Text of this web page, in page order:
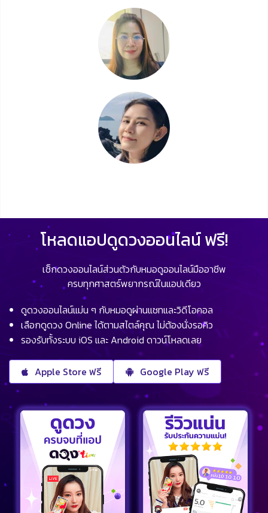
โหลดแอปดูดวงออนไลน์ ฟรี!
เช็กดวงออนไลน์ส่วนตัวกับหมอดูออนไลน์มืออาชีพ
ครบทุกศาสตร์พยากรณ์ในแอปเดียว
ดูดวงออนไลน์แม่น ๆ กับหมอดูผ่านแชทและวิดีโอคอล
เลือกดูดวง Online ได้ตามสไตล์คุณ ไม่ต้องนั่งรอคิว
รองรับทั้งระบบ iOS และ Android ดาวน์โหลดเลย
Apple Store ฟรี Google Play ฟรี